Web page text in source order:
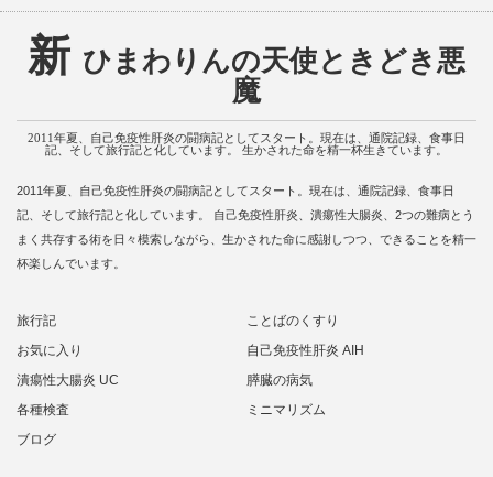
新 ひまわりんの天使ときどき悪
魔
2011年夏、自己免疫性肝炎の闘病記としてスタート。現在は、通院記録、食事日
記、そして旅行記と化しています。 生かされた命を精一杯生きています。
2011年夏、自己免疫性肝炎の闘病記としてスタート。現在は、通院記録、食事日
記、そして旅行記と化しています。 自己免疫性肝炎、潰瘍性大腸炎、2つの難病とう
まく共存する術を日々模索しながら、生かされた命に感謝しつつ、できることを精一
杯楽しんでいます。
旅行記
ことばのくすり
お気に入り
自己免疫性肝炎 AIH
潰瘍性大腸炎 UC
膵臓の病気
各種検査
ミニマリズム
ブログ